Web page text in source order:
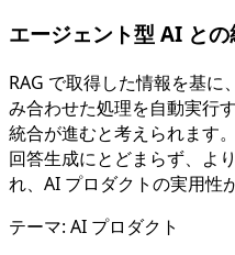
エージェント型 AI との
RAG で取得した情報を基に
み合わせた処理を自動実行
統合が進むと考えられます
回答生成にとどまらず、よ
れ、AI プロダクトの実用性
テーマ: AI プロダクト